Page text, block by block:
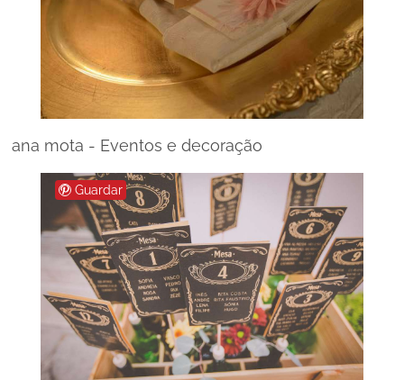
ana mota - Eventos e decoração
Guardar